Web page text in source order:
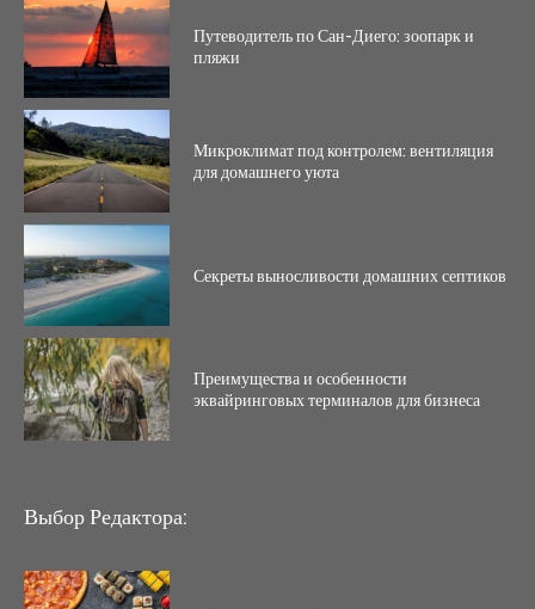
Путеводитель по Сан-Диего: зоопарк и
пляжи
Микроклимат под контролем: вентиляция
для домашнего уюта
Секреты выносливости домашних септиков
Преимущества и особенности
эквайринговых терминалов для бизнеса
Выбор Редактора: